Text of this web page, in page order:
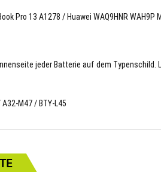
Pro 13 A1278 / Huawei WAQ9HNR WAH9P
jeder Batterie auf dem Typenschild.
M47 / BTY-L45